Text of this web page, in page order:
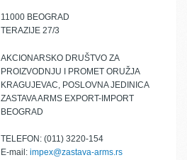
11000 BEOGRAD
TERAZIJE 27/3
AKCIONARSKO DRUŠTVO ZA
PROIZVODNJU I PROMET ORUŽJA
KRAGUJEVAC, POSLOVNA JEDINICA
ZASTAVA ARMS EXPORT-IMPORT
BEOGRAD
TELEFON: (011) 3220-154
E-mail: impex@zastava-arms.rs